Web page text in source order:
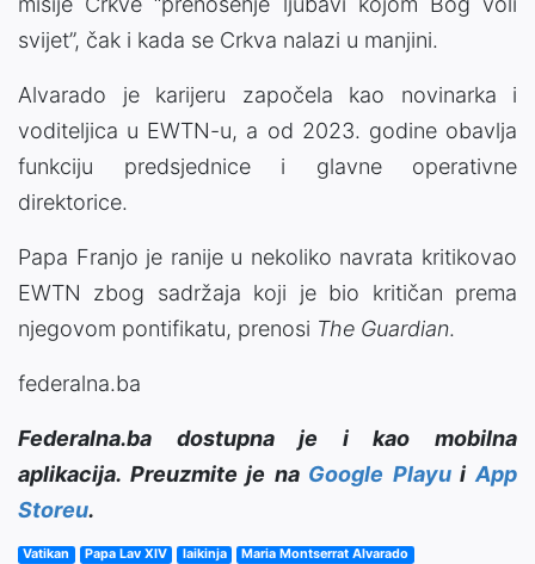
svijet”, čak i kada se Crkva nalazi u manjini.
Alvarado je karijeru započela kao novinarka i
voditeljica u EWTN-u, a od 2023. godine obavlja
funkciju predsjednice i glavne operativne
direktorice.
Papa Franjo je ranije u nekoliko navrata kritikovao
EWTN zbog sadržaja koji je bio kritičan prema
njegovom pontifikatu, prenosi The Guardian.
federalna.ba
Federalna.ba dostupna je i kao mobilna
aplikacija. Preuzmite je na Google PlayuiApp
Storeu.
Vatikan Papa Lav XIV laikinja Maria Montserrat Alvarado